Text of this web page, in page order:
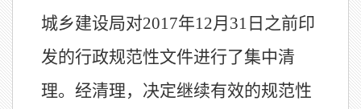
城乡建设局对2017年12月31日之前印
发的行政规范性文件进行了集中清
理。经清理，决定继续有效的规范性